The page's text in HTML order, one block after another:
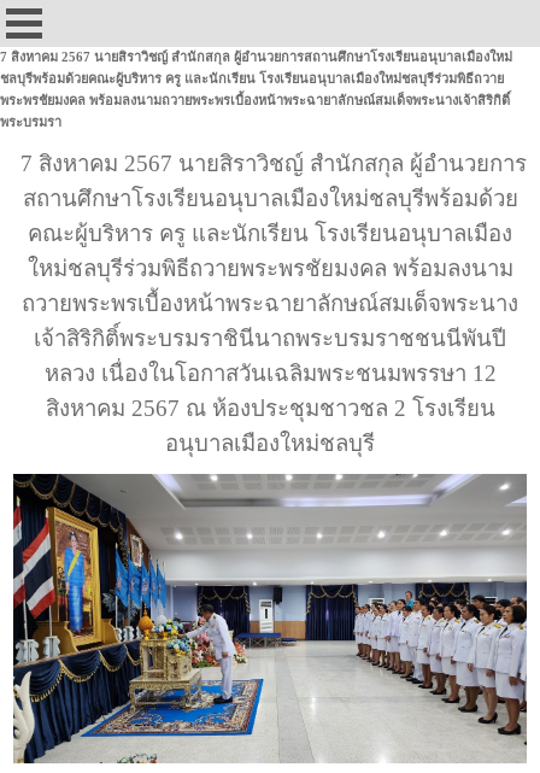
7 สิงหาคม 2567 นายสิราวิชญ์ สำนักสกุล ผู้อำนวยการสถานศึกษาโรงเรียนอนุบาลเมืองใหม่
ชลบุรีพร้อมด้วยคณะผู้บริหาร ครู และนักเรียน โรงเรียนอนุบาลเมืองใหม่ชลบุรีร่วมพิธีถวาย
พระพรชัยมงคล พร้อมลงนามถวายพระพรเบื้องหน้าพระฉายาลักษณ์สมเด็จพระนางเจ้าสิริกิติ์
พระบรมรา
7 สิงหาคม 2567 นายสิราวิชญ์ สำนักสกุล ผู้อำนวยการ
สถานศึกษาโรงเรียนอนุบาลเมืองใหม่ชลบุรีพร้อมด้วย
คณะผู้บริหาร ครู และนักเรียน โรงเรียนอนุบาลเมือง
ใหม่ชลบุรีร่วมพิธีถวายพระพรชัยมงคล พร้อมลงนาม
ถวายพระพรเบื้องหน้าพระฉายาลักษณ์สมเด็จพระนาง
เจ้าสิริกิติ์พระบรมราชินีนาถพระบรมราชชนนีพันปี
หลวง เนื่องในโอกาสวันเฉลิมพระชนมพรรษา 12
สิงหาคม 2567 ณ ห้องประชุมชาวชล 2 โรงเรียน
อนุบาลเมืองใหม่ชลบุรี